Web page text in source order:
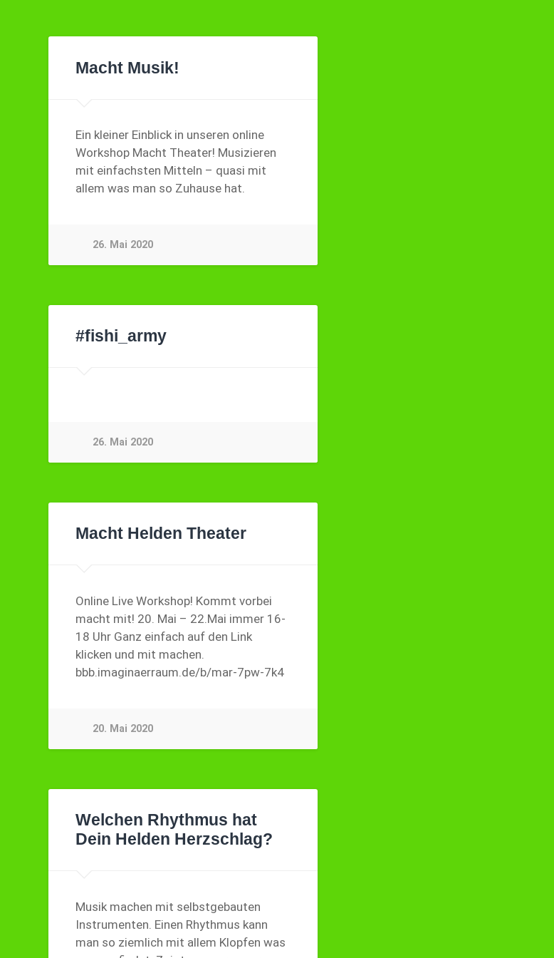
Macht Musik!
Ein kleiner Einblick in unseren online
Workshop Macht Theater! Musizieren
mit einfachsten Mitteln – quasi mit
allem was man so Zuhause hat.
26. Mai 2020
#fishi_army
26. Mai 2020
Macht Helden Theater
Online Live Workshop! Kommt vorbei
macht mit! 20. Mai – 22.Mai immer 16-
18 Uhr Ganz einfach auf den Link
klicken und mit machen.
bbb.imaginaerraum.de/b/mar-7pw-7k4
20. Mai 2020
Welchen Rhythmus hat
Dein Helden Herzschlag?
Musik machen mit selbstgebauten
Instrumenten. Einen Rhythmus kann
man so ziemlich mit allem Klopfen was